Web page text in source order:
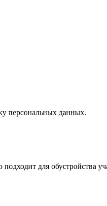
персональных данных.
подходит для обустройства